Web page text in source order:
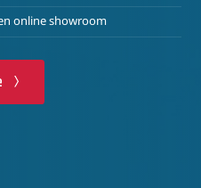
online showroom